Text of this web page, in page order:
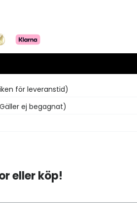
för leveranstid)
ej begagnat)
eller köp!